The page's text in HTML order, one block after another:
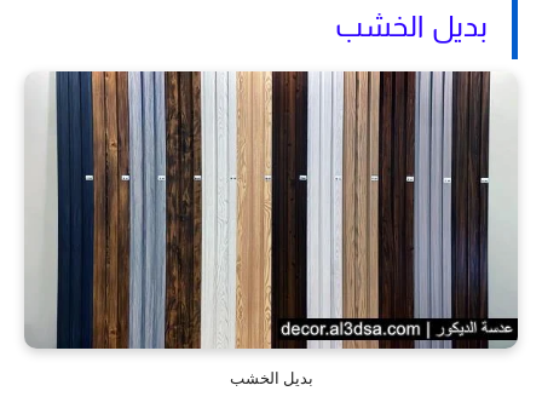
بديل الخشب
بديل الخشب